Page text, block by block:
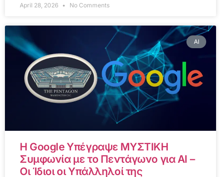
April 28, 2026 No Comments
AI
Η Google Υπέγραψε ΜΥΣΤΙΚΗ
Συμφωνία με το Πεντάγωνο για AI –
Οι Ίδιοι οι Υπάλληλοί της